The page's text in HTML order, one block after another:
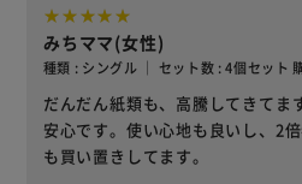
みちママ(女性)
種類 : シングル ｜ セット数 : 4個セット
だんだん紙類も、高騰してきてま
安心です。使い心地も良いし、2
も買い置きしてます。